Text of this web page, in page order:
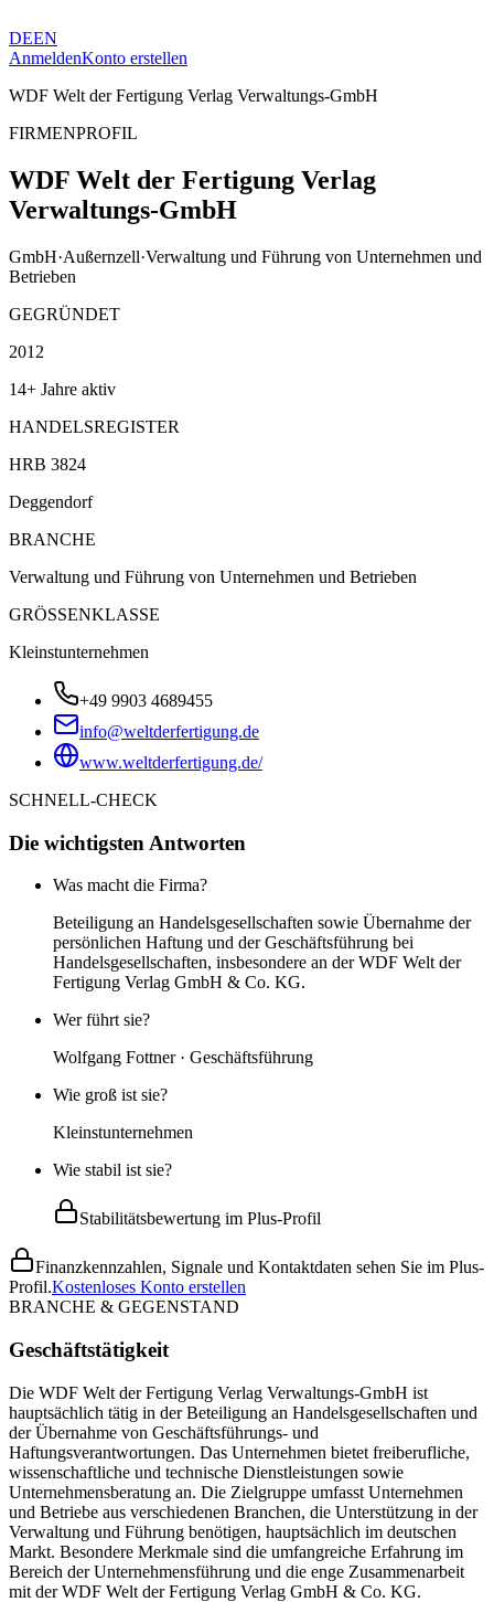
DEEN
AnmeldenKonto erstellen
WDF Welt der Fertigung Verlag Verwaltungs-GmbH
FIRMENPROFIL
WDF Welt der Fertigung Verlag
Verwaltungs-GmbH
GmbH·Außernzell·Verwaltung und Führung von Unternehmen und
Betrieben
GEGRÜNDET
2012
14+ Jahre aktiv
HANDELSREGISTER
HRB 3824
Deggendorf
BRANCHE
Verwaltung und Führung von Unternehmen und Betrieben
GRÖSSENKLASSE
Kleinstunternehmen
+49 9903 4689455
info@weltderfertigung.de
www.weltderfertigung.de/
SCHNELL-CHECK
Die wichtigsten Antworten
Was macht die Firma?
Beteiligung an Handelsgesellschaften sowie Übernahme der
persönlichen Haftung und der Geschäftsführung bei
Handelsgesellschaften, insbesondere an der WDF Welt der
Fertigung Verlag GmbH & Co. KG.
Wer führt sie?
Wolfgang Fottner · Geschäftsführung
Wie groß ist sie?
Kleinstunternehmen
Wie stabil ist sie?
Stabilitätsbewertung im Plus-Profil
Finanzkennzahlen, Signale und Kontaktdaten sehen Sie im Plus-
Profil.Kostenloses Konto erstellen
BRANCHE & GEGENSTAND
Geschäftstätigkeit
Die WDF Welt der Fertigung Verlag Verwaltungs-GmbH ist
hauptsächlich tätig in der Beteiligung an Handelsgesellschaften und
der Übernahme von Geschäftsführungs- und
Haftungsverantwortungen. Das Unternehmen bietet freiberufliche,
wissenschaftliche und technische Dienstleistungen sowie
Unternehmensberatung an. Die Zielgruppe umfasst Unternehmen
und Betriebe aus verschiedenen Branchen, die Unterstützung in der
Verwaltung und Führung benötigen, hauptsächlich im deutschen
Markt. Besondere Merkmale sind die umfangreiche Erfahrung im
Bereich der Unternehmensführung und die enge Zusammenarbeit
mit der WDF Welt der Fertigung Verlag GmbH & Co. KG.